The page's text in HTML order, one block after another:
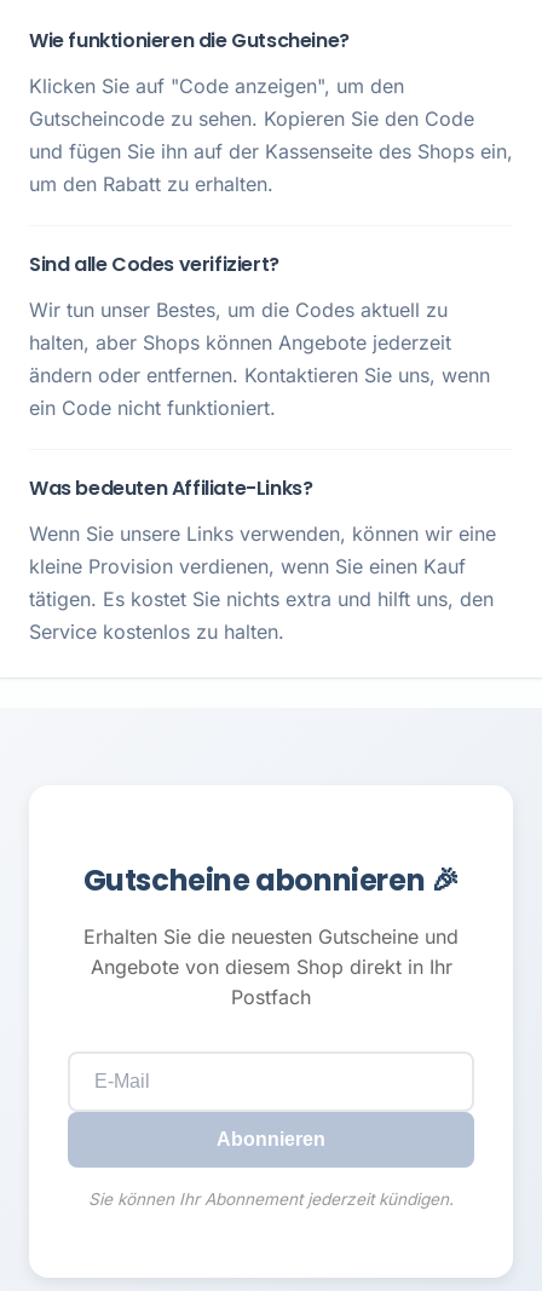
Wie funktionieren die Gutscheine?
Klicken Sie auf "Code anzeigen", um den
Gutscheincode zu sehen. Kopieren Sie den Code
und fügen Sie ihn auf der Kassenseite des Shops ein,
um den Rabatt zu erhalten.
Sind alle Codes verifiziert?
Wir tun unser Bestes, um die Codes aktuell zu
halten, aber Shops können Angebote jederzeit
ändern oder entfernen. Kontaktieren Sie uns, wenn
ein Code nicht funktioniert.
Was bedeuten Affiliate-Links?
Wenn Sie unsere Links verwenden, können wir eine
kleine Provision verdienen, wenn Sie einen Kauf
tätigen. Es kostet Sie nichts extra und hilft uns, den
Service kostenlos zu halten.
Gutscheine abonnieren 🎉
Erhalten Sie die neuesten Gutscheine und
Angebote von diesem Shop direkt in Ihr
Postfach
Abonnieren
Sie können Ihr Abonnement jederzeit kündigen.